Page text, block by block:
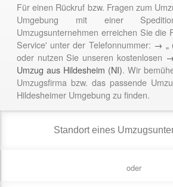
Für einen Rückruf bzw. Fragen zum
Umgebung mit einer
Umzugsunternehmen erreichen Sie die
Service' unter der Telefonnummer: → „
oder nutzen Sie unseren kostenlosen
Umzug aus Hildesheim (NI). Wir
Umzugsfirma bzw. das passende
Hildesheimer Umgebung zu finden.
oder